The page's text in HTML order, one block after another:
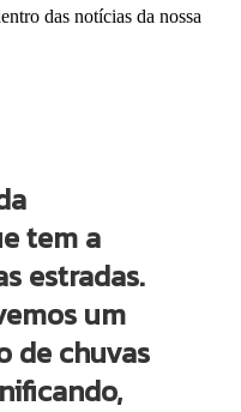
das notícias da nossa
tem a
estradas.
um
de chuvas